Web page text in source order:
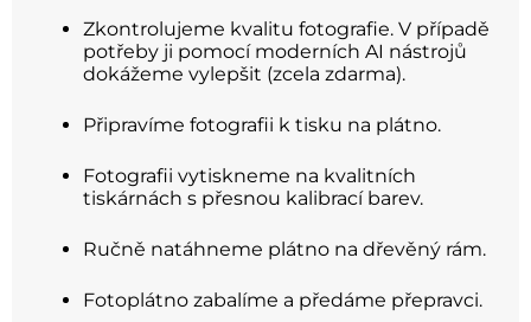
Zkontrolujeme kvalitu fotografie. V případě
potřeby ji pomocí moderních AI nástrojů
dokážeme vylepšit (zcela zdarma).
Připravíme fotografii k tisku na plátno.
Fotografii vytiskneme na kvalitních
tiskárnách s přesnou kalibrací barev.
Ručně natáhneme plátno na dřevěný rám.
Fotoplátno zabalíme a předáme přepravci.